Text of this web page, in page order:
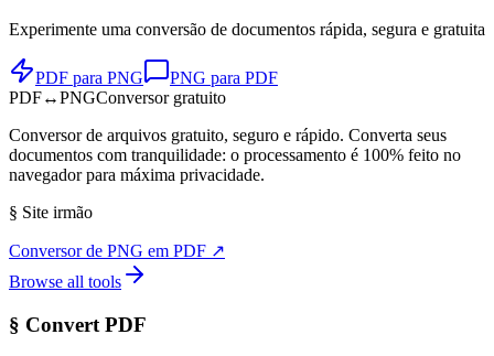
Experimente uma conversão de documentos rápida, segura e gratuita
PDF para PNG
PNG para PDF
PDF↔PNGConversor gratuito
Conversor de arquivos gratuito, seguro e rápido. Converta seus
documentos com tranquilidade: o processamento é 100% feito no
navegador para máxima privacidade.
§ Site irmão
Conversor de PNG em PDF ↗
Browse all tools
§ Convert PDF